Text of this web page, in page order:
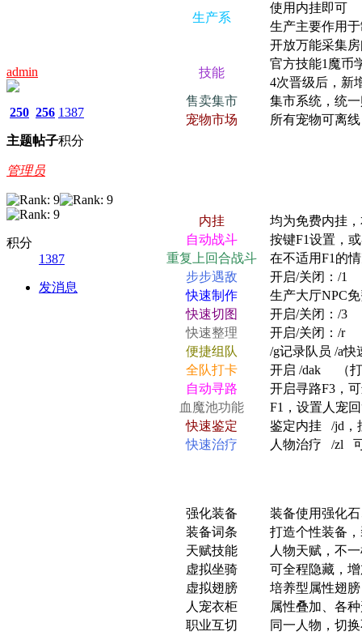
admin
250
主题
256
帖子
1387
积分
管理员
积分
1387
发消息
生产系
使用内挂即可
生产主要作用
开放万能采集
技能
官方技能1魔币
4次晋级后，新
售卖集市
集市系统，统
宠物市场
所有宠物可离
内挂
均为免费内挂
自动战斗
按键F1设置，
重复上回合战斗
在不适用F1的
步步遇敌
开启/关闭：/1
快速制作
生产大厅NPC
快速切图
开启/关闭：/3
快速整理
开启/关闭：/r
便捷组队
/g记录队员 /a
全队打卡
开启 /dak （
自动寻路
开启寻路F3，
血魔池功能
F1，设置人宠
快速鉴定
鉴定内挂 /jd，
快速治疗
人物治疗 /zl
强化装备
装备使用强化
装备词条
打造个性装备
天赋技能
人物天赋，不
虚拟坐骑
可全程隐藏，
虚拟翅膀
培养型属性翅
人宠衣柜
属性叠加、各
职业互切
同一人物，切